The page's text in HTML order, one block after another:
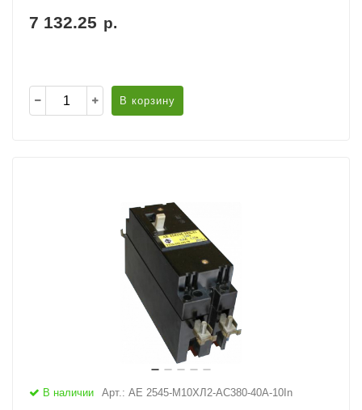
7 132.25 р.
В корзину
В наличии Арт.: АЕ 2545-М10ХЛ2-AC380-40А-10In